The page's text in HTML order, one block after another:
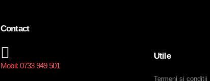
Contact
Mobil: 0733 949 501
Utile
Termeni și condiții